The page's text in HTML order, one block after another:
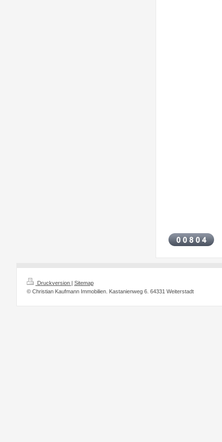
Druckversion | Sitemap
© Christian Kaufmann Immobilien. Kastanienweg 6. 64331 Weiterstadt